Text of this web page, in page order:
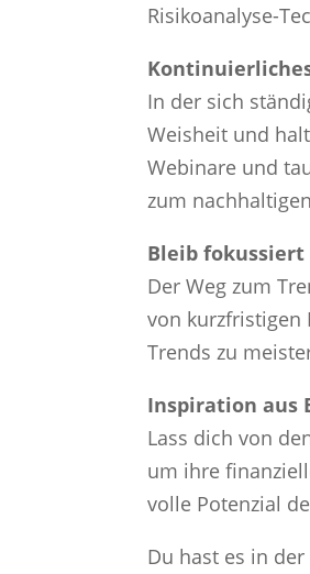
Risikoanalyse-
In der sich
Weisheit und
Webinare und
zum
Bleib fokussiert
Der Weg zum
von kurzfristigen
Trends zu
Inspiration aus
Lass dich von
um ihre
volle Potenzial
Du hast es in